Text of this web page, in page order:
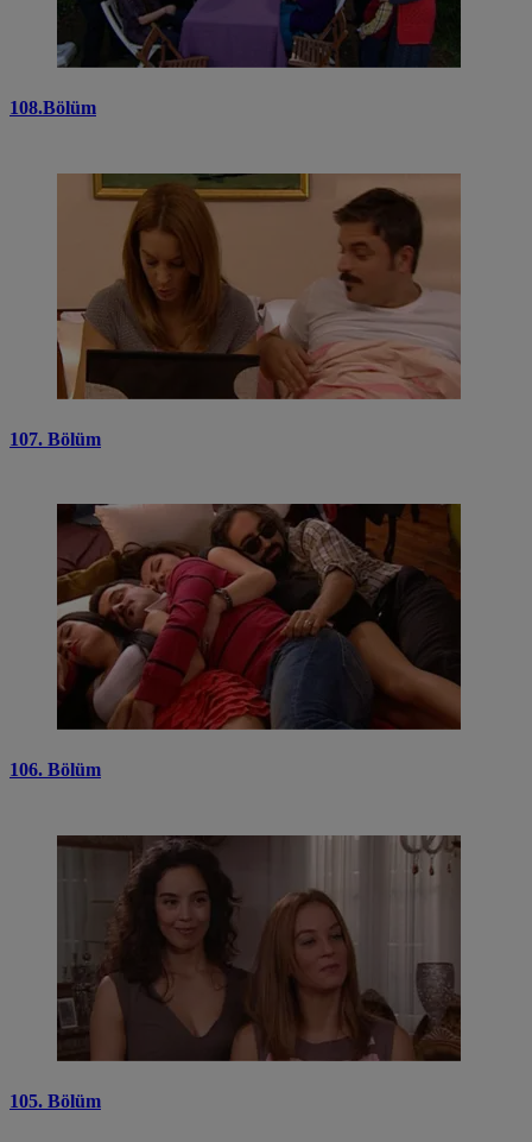
108.Bölüm
107. Bölüm
106. Bölüm
105. Bölüm